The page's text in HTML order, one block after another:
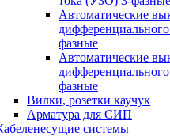
Автоматические
фазные
Автоматические
фазные
Вилки, розетки каучук
Арматура для СИП
системы